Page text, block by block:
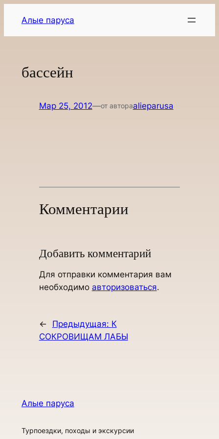
содержимому
Алые паруса
бассейн
Мар 25, 2012—от автораalieparusa
Комментарии
Добавить комментарий
Для отправки комментария вам
необходимо авторизоваться.
← Предыдущая: К
СОКРОВИЩАМ ЛАБЫ
Алые паруса
Турпоездки, походы и экскурсии